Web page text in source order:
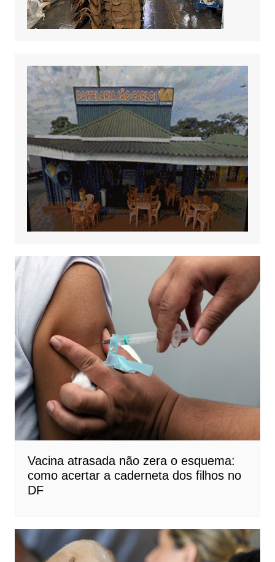
Vacina atrasada não zera o esquema:
como acertar a caderneta dos filhos no
DF